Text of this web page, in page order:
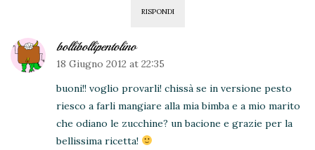
RISPONDI
bollibollipentolino
18 Giugno 2012 at 22:35
buoni!! voglio provarli! chissà se in versione pesto
riesco a farli mangiare alla mia bimba e a mio marito
che odiano le zucchine? un bacione e grazie per la
bellissima ricetta!